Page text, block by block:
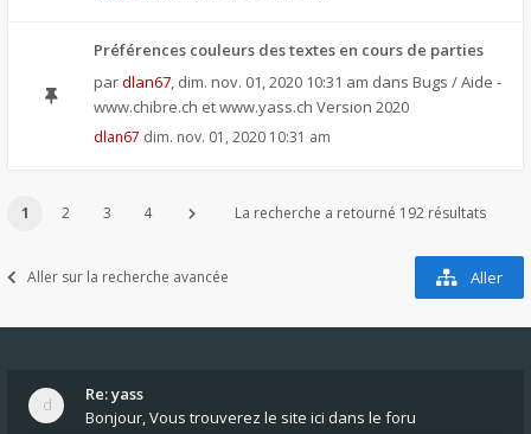
Préférences couleurs des textes en cours de parties
pardlan67, dim. nov. 01, 2020 10:31 am dans Bugs / Aide -
www.chibre.ch et www.yass.ch Version 2020
dlan67 dim. nov. 01, 2020 10:31 am
1 2 3 4 La recherche a retourné 192 résultats
Aller sur la recherche avancée Aller
Re: yass
Bonjour, Vous trouverez le site ici dans le foru